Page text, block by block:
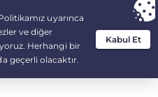
years at $